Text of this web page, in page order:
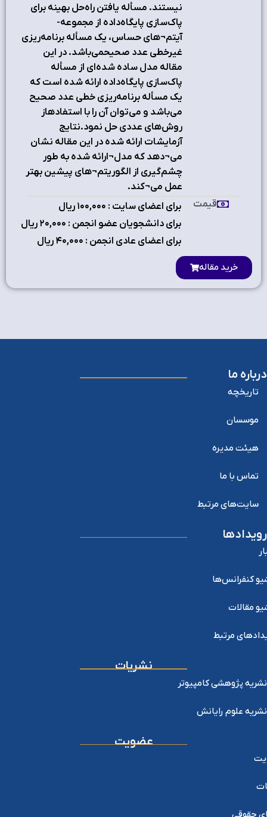
نیستند. مسأله یافتن راه‌حل بهینه برای
پاک‌سازی پایگاه‌داده از مجموعه-
آیتم¬های حساس، یک مسأله برنامه‌ریزی
غیرخطی عدد صحیحمی‌باشد. در این
مقاله مدل ساده شده‌ای از مسأله
پاک‌سازی پایگاه‌داده ارائه شده است که
یک مسأله برنامه‌ریزی خطی عدد صحیح
می‌باشد و می‌توان آن را با استفادهاز
روش‌های عددی حل نمود.نتايج
آزمايشات ارائه شده در اين مقاله نشان
مي¬دهد که مدل¬ارائه شده به طور
چشم‌گیری از الگوريتم¬هاي پيشين بهتر
عمل می¬کند.
برای اعضای سایت : ۱٠٠,٠٠٠ ریال
برای دانشجویان عضو انجمن : ۲٠,٠٠٠ ریال
برای اعضای عادی انجمن : ۴٠,٠٠٠ ریال
قیمت
خرید مقاله
درباره ما
تاریخچه
موسسان
هیئت مدیره
تماس با ما
سایت‌های مرتبط
رویدادها
کنفرانس‌ها
مقالات
مرتبط
نشریات
نشریه پژوهشی کامپیوتر
نشریه علوم رایانش
عضویت